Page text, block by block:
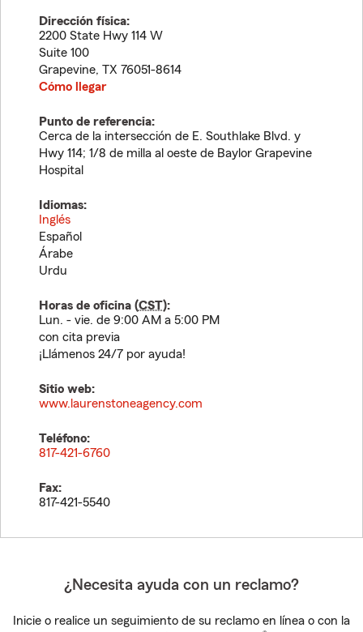
Dirección física:
2200 State Hwy 114 W
Suite 100
Grapevine, TX 76051-8614
Cómo llegar
Punto de referencia:
Cerca de la intersección de E. Southlake Blvd. y
Hwy 114; 1/8 de milla al oeste de Baylor Grapevine
Hospital
Idiomas:
Inglés
Español
Árabe
Urdu
Horas de oficina (CST):
Lun. - vie. de 9:00 AM a 5:00 PM
con cita previa
¡Llámenos 24/7 por ayuda!
Sitio web:
www.laurenstoneagency.com
Teléfono:
817-421-6760
Fax:
817-421-5540
¿Necesita ayuda con un reclamo?
Inicie o realice un seguimiento de su reclamo en línea o con la